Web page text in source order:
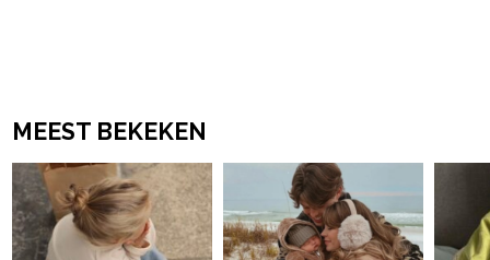
MEEST BEKEKEN